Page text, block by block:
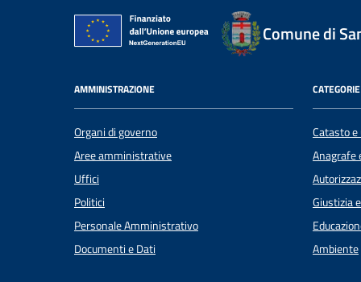
Comune di
AMMINISTRAZIONE
Organi di governo
Aree amministrative
Uffici
Politici
Personale Amministrativo
Documenti e Dati
Catasto
Anagrafe
Giustizia
Ambiente